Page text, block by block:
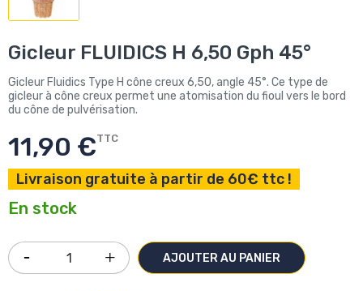
Gicleur FLUIDICS H 6,50 Gph 45°
Gicleur Fluidics Type H cône creux 6,50, angle 45°. Ce type de
gicleur à cône creux permet une atomisation du fioul vers le bord
du cône de pulvérisation.
11,90 €TTC
Livraison gratuite à partir de 60€ ttc !
En stock
AJOUTER AU PANIER